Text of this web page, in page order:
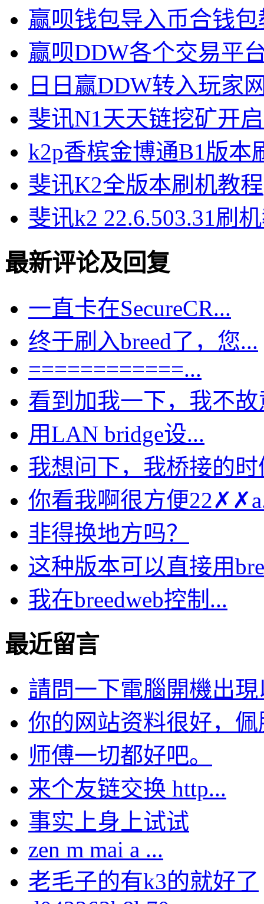
赢呗钱包导入币合钱包
赢呗DDW各个交易平
日日赢DDW转入玩家
斐讯N1天天链挖矿开
k2p香槟金博通B1版本
斐讯K2全版本刷机教程
斐讯k2 22.6.503.31刷
最新评论及回复
一直卡在SecureCR...
终于刷入breed了，您...
============...
看到加我一下，我不故
用LAN bridge设...
我想问下，我桥接的时
你看我啊很方便
非得换地方吗？
这种版本可以直接用
我在breedweb控制...
最近留言
請問一下電腦開機出現
你的网站资料很好，佩
师傅一切都好吧。
来个友链交换 http...
事实上身上试试
zen m mai a ...
老毛子的有k3的就好了